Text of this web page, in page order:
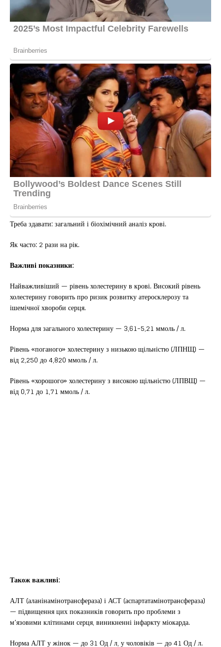
Треба здавати: загальний і біохімічний аналіз крові.
Як часто: 2 рази на рік.
Важливі показники:
Найважливіший — рівень холестерину в крові. Високий рівень
холестерину говорить про ризик розвитку атеросклерозу та
ішемічної хвороби серця.
Норма для загального холестерину — 3,61-5,21 ммоль / л.
Рівень «поганого» холестерину з низькою щільністю (ЛПНЩ) —
від 2,250 до 4,820 ммоль / л.
Рівень «хорошого» холестерину з високою щільністю (ЛПВЩ) —
від 0,71 до 1,71 ммоль / л.
Також важливі:
АЛТ (аланінамінотрансфераза) і АСТ (аспартатамінотрансфераза)
— підвищення цих показників говорить про проблеми з
м’язовими клітинами серця, виникненні інфаркту міокарда.
Норма АЛТ у жінок — до 31 Од / л, у чоловіків — до 41 Од / л.